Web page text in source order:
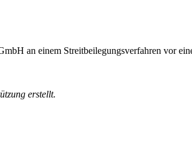
an einem Streitbeilegungsverfahren vor
erstellt.